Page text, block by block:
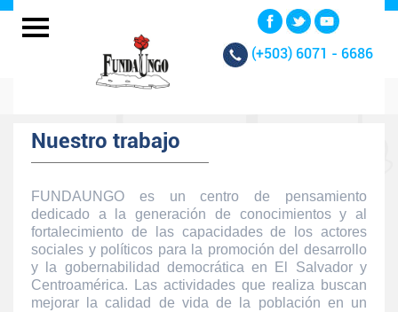
(+503) 6071 - 6686
Nuestro trabajo
FUNDAUNGO es un centro de pensamiento
dedicado a la generación de conocimientos y al
fortalecimiento de las capacidades de los actores
sociales y políticos para la promoción del desarrollo
y la gobernabilidad democrática en El Salvador y
Centroamérica. Las actividades que realiza buscan
mejorar la calidad de vida de la población en un